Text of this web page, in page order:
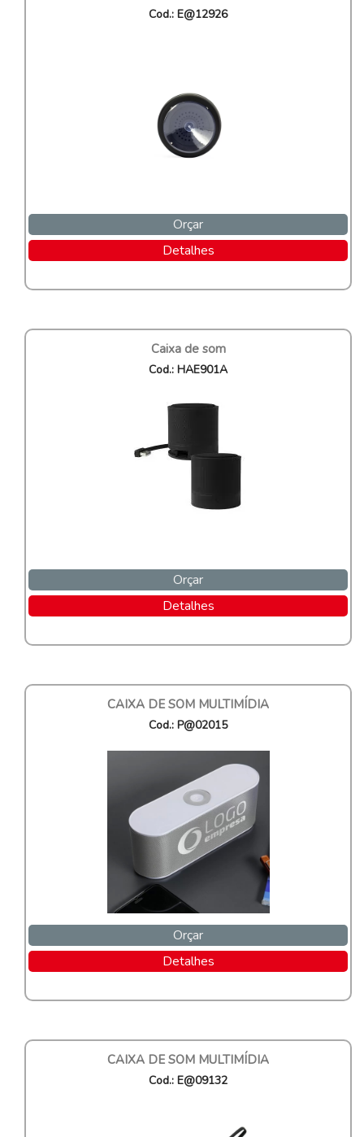
Cod.: E@12926
Orçar
Detalhes
Caixa de som
Cod.: HAE901A
Orçar
Detalhes
CAIXA DE SOM MULTIMÍDIA
Cod.: P@02015
Orçar
Detalhes
CAIXA DE SOM MULTIMÍDIA
Cod.: E@09132